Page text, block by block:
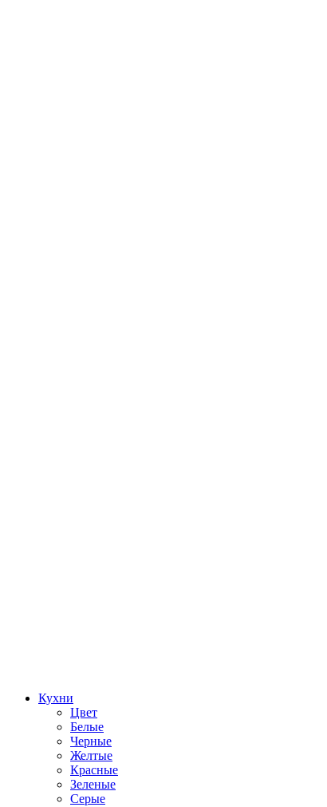
Кухни
Цвет
Белые
Черные
Желтые
Красные
Зеленые
Серые